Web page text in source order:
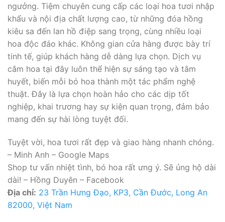
ngưởng. Tiệm chuyên cung cấp các loại hoa tươi nhập
khẩu và nội địa chất lượng cao, từ những đóa hồng
kiêu sa đến lan hồ điệp sang trọng, cùng nhiều loại
hoa độc đáo khác. Không gian cửa hàng được bày trí
tinh tế, giúp khách hàng dễ dàng lựa chọn. Dịch vụ
cắm hoa tại đây luôn thể hiện sự sáng tạo và tâm
huyết, biến mỗi bó hoa thành một tác phẩm nghệ
thuật. Đây là lựa chọn hoàn hảo cho các dịp tốt
nghiệp, khai trương hay sự kiện quan trọng, đảm bảo
mang đến sự hài lòng tuyệt đối.
Tuyệt vời, hoa tươi rất đẹp và giao hàng nhanh chóng.
– Minh Anh – Google Maps
Shop tư vấn nhiệt tình, bó hoa rất ưng ý. Sẽ ủng hộ dài
dài! – Hồng Duyên – Facebook
Địa chỉ: 23 Trần Hưng Đạo, KP3, Cần Đước, Long An
82000, Việt Nam